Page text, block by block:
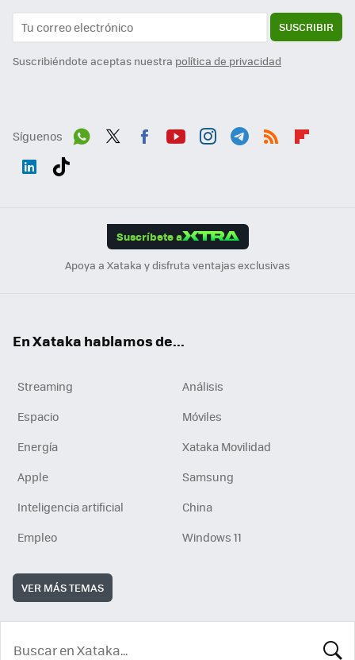
SUSCRIBIR
Suscribiéndote aceptas nuestra política de privacidad
Síguenos
Suscríbete a
Apoya a Xataka y disfruta ventajas exclusivas
En Xataka hablamos de...
Streaming
Análisis
Espacio
Móviles
Energía
Xataka Movilidad
Apple
Samsung
Inteligencia artificial
China
Empleo
Windows 11
VER MÁS TEMAS